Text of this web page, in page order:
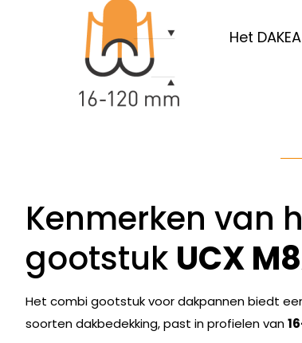
Het
Kenmerken van
gootstuk UCX
Het combi gootstuk voor dakpannen biedt
soorten dakbedekking, past in profielen van